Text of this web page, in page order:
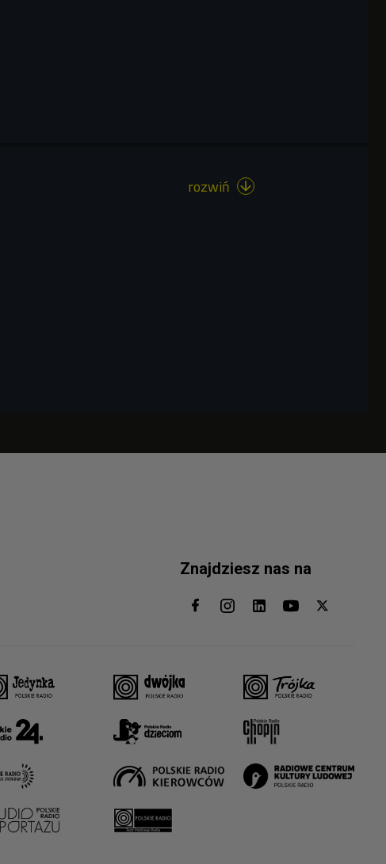
rozwiń 
Znajdziesz nas na